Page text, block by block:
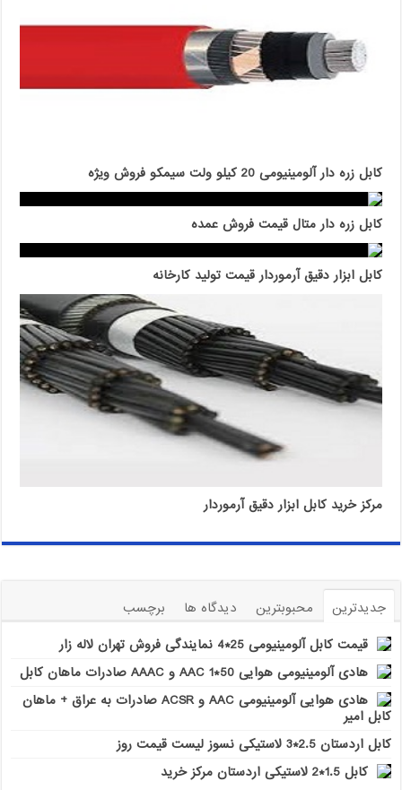
کابل زره دار آلومینیومی 20 کیلو ولت سیمکو فروش ویژه
کابل زره دار متال قیمت فروش عمده
کابل ابزار دقیق آرموردار قیمت تولید کارخانه
مرکز خرید کابل ابزار دقیق آرموردار
جدیدترین محبوبترین دیدگاه ها
برچسب
قیمت کابل آلومینیومی 25*4 نمایندگی فروش تهران لاله زار
هادی آلومینیومی هوایی 50*1 AAC و AAAC صادرات ماهان کابل
هادی هوایی آلومینیومی AAC و ACSR صادرات به عراق + ماهان
کابل امیر
کابل اردستان 2.5*3 لاستیکی نسوز لیست قیمت روز
کابل 1.5*2 لاستیکی اردستان مرکز خرید